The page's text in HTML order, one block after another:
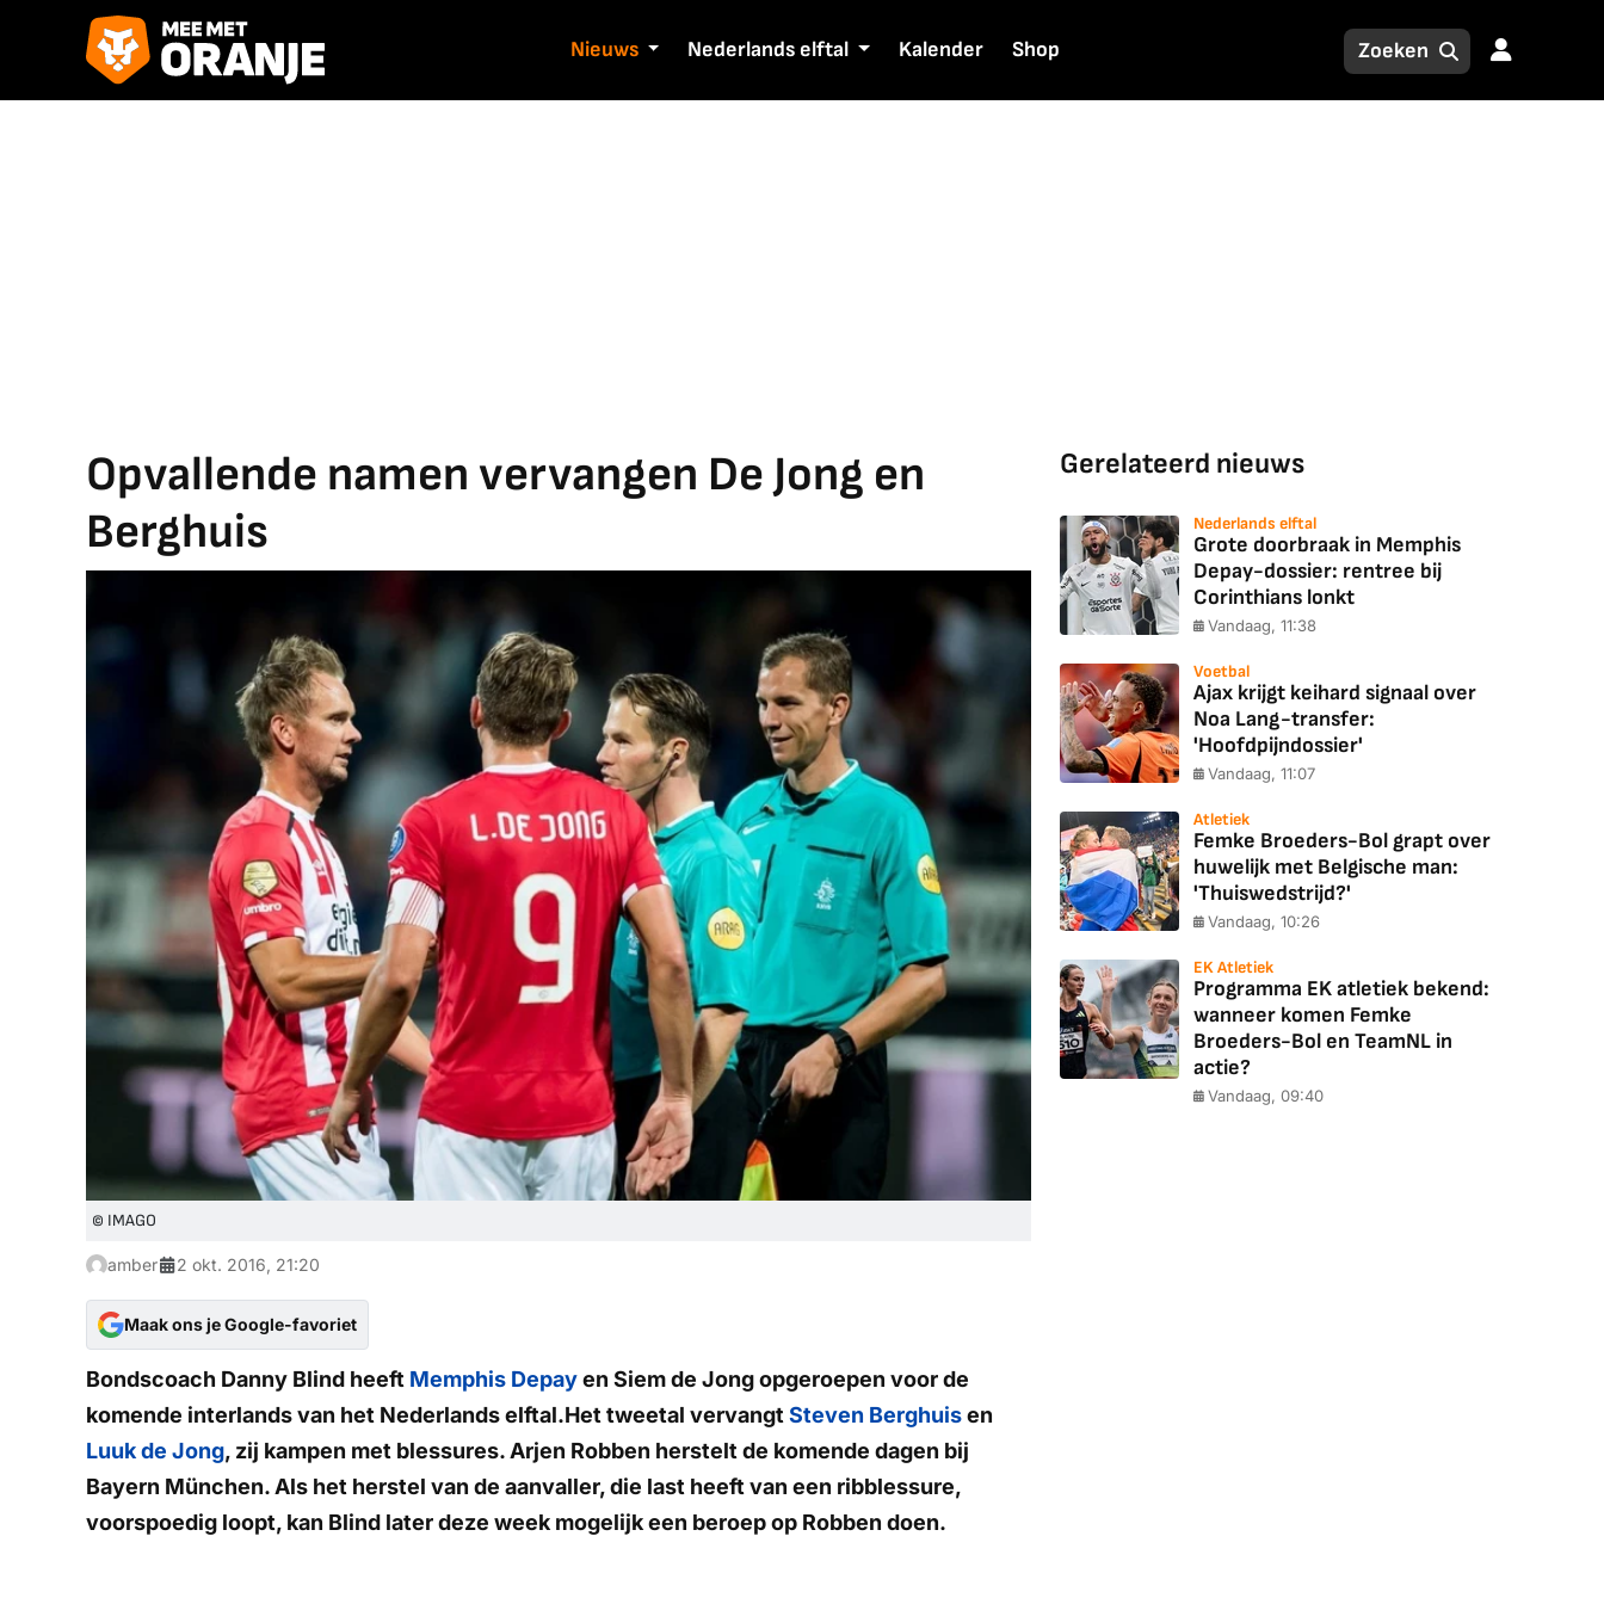
Nieuws Nederlands elftal Kalender Shop
Opvallende namen vervangen De Jong en
Berghuis
© IMAGO
amber 2 okt. 2016, 21:20
Maak ons je Google-favoriet
Bondscoach Danny Blind heeft Memphis Depayen Siem de Jong opgeroepen voor de
komende interlands van het Nederlands elftal.Het tweetal vervangt Steven Berghuisen
Luuk de Jong, zij kampen met blessures. Arjen Robben herstelt de komende dagen bij
Bayern München. Als het herstel van de aanvaller, die last heeft van een ribblessure,
voorspoedig loopt, kan Blind later deze week mogelijk een beroep op Robben doen.
Gerelateerd nieuws
Nederlands elftal
Grote doorbraak in Memphis
Depay-dossier: rentree bij
Corinthians lonkt
Vandaag, 11:38
Voetbal
Ajax krijgt keihard signaal over
Noa Lang-transfer:
'Hoofdpijndossier'
Vandaag, 11:07
Atletiek
Femke Broeders-Bol grapt over
huwelijk met Belgische man:
'Thuiswedstrijd?'
Vandaag, 10:26
EK Atletiek
Programma EK atletiek bekend:
wanneer komen Femke
Broeders-Bol en TeamNL in
actie?
Vandaag, 09:40